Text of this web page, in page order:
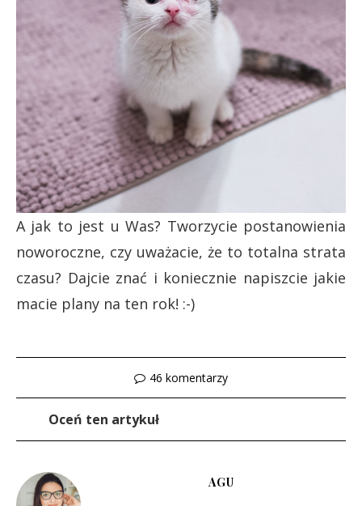
A jak to jest u Was? Tworzycie postanowienia
noworoczne, czy uważacie, że to totalna strata
czasu? Dajcie znać i koniecznie napiszcie jakie
macie plany na ten rok! :-)
46 komentarzy
Oceń ten artykuł
AGU